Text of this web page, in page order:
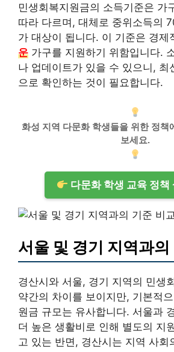
민생회복지원금의 소득기준은 가
따라 다르며, 대체로 중위소득의
가 대상이 됩니다. 이 기준은 경제
운 가구를 지원하기 위함입니다.
나 업데이트가 있을 수 있으니, 최
으로 확인하는 것이 필요합니다.
화성 지역 다문화 학생들을 위한 정책
보세요.
다문화 학생 교육 정책
서울 및 경기 지역과
경산시와 서울, 경기 지역의 민생
약간의 차이를 보이지만, 기본적
원금 규모는 유사합니다. 서울과
더 높은 생활비로 인해 별도의 지
고 있는 반면, 경산시는 지역 사회